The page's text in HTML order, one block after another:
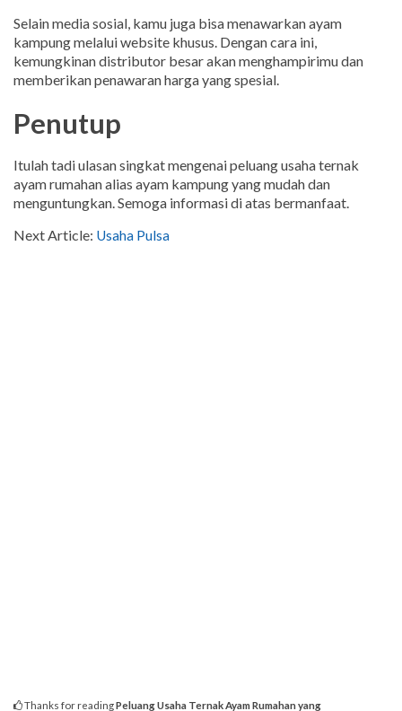
Selain media sosial, kamu juga bisa menawarkan ayam
kampung melalui website khusus. Dengan cara ini,
kemungkinan distributor besar akan menghampirimu dan
memberikan penawaran harga yang spesial.
Penutup
Itulah tadi ulasan singkat mengenai peluang usaha ternak
ayam rumahan alias ayam kampung yang mudah dan
menguntungkan. Semoga informasi di atas bermanfaat.
Next Article: Usaha Pulsa
Thanks for readingPeluang Usaha Ternak Ayam Rumahan yang